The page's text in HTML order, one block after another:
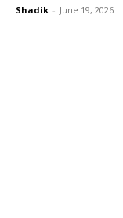
Shadik - June 19, 2026